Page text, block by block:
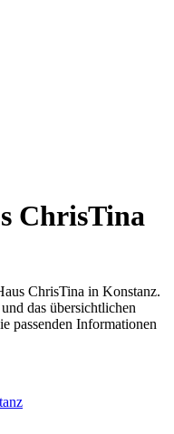
ChrisTina
ChrisTina in Konstanz.
das übersichtlichen
passenden Informationen